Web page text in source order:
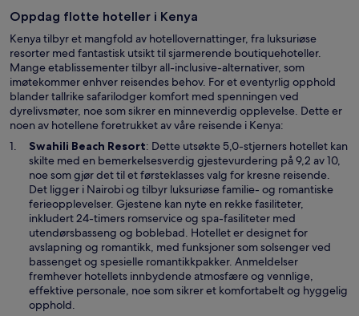
Oppdag flotte hoteller i Kenya
Kenya tilbyr et mangfold av hotellovernattinger, fra luksuriøse
resorter med fantastisk utsikt til sjarmerende boutiquehoteller.
Mange etablissementer tilbyr all-inclusive-alternativer, som
imøtekommer enhver reisendes behov. For et eventyrlig opphold
blander tallrike safarilodger komfort med spenningen ved
dyrelivsmøter, noe som sikrer en minneverdig opplevelse. Dette er
noen av hotellene foretrukket av våre reisende i Kenya:
Swahili Beach ResortÅ
p
n
e
s
i
e
t
n
y
t
: Dette utsøkte 5,0-stjerners hotellet kan
skilte med en bemerkelsesverdig gjestevurdering på 9,2 av 10,
noe som gjør det til et førsteklasses valg for kresne reisende.
Det ligger i Nairobi og tilbyr luksuriøse familie- og romantiske
ferieopplevelser. Gjestene kan nyte en rekke fasiliteter,
inkludert 24-timers romservice og spa-fasiliteter med
utendørsbasseng og boblebad. Hotellet er designet for
avslapning og romantikk, med funksjoner som solsenger ved
bassenget og spesielle romantikkpakker. Anmeldelser
fremhever hotellets innbydende atmosfære og vennlige,
effektive personale, noe som sikrer et komfortabelt og hyggelig
opphold.